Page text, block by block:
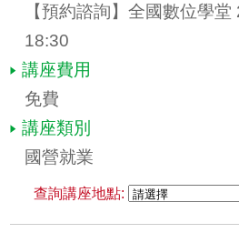
【預約諮詢】全國數位學
18:30
講座費用
免費
講座類別
國營就業
查詢講座地點: